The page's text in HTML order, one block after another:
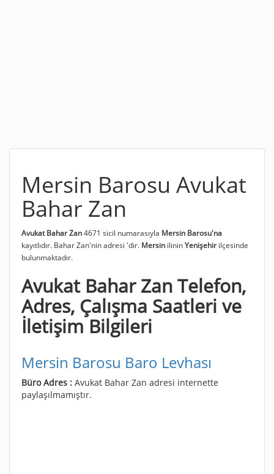
Mersin Barosu Avukat
Bahar Zan
Avukat Bahar Zan4671 sicil numarasıyla Mersin Barosu'na
kayıtlıdır. Bahar Zan'nin adresi 'dir. Mersin ilininYenişehir ilçesinde
bulunmaktadır.
Avukat Bahar Zan Telefon,
Adres, Çalışma Saatleri ve
İletişim Bilgileri
Mersin Barosu Baro Levhası
Büro Adres : Avukat Bahar Zan adresi internette
paylaşılmamıştır.